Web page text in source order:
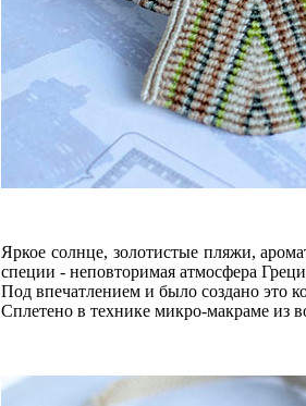
Яркое солнце, золотистые пляжи,
специи - неповторимая атмосфера
Под впечатлением и было создано это
Сплетено в технике микро-макраме